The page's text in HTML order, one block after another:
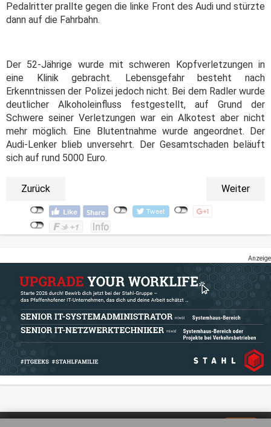
Pedalritter prallte gegen die linke Front des Audi und stürzte
dann auf die Fahrbahn.
Der 52-Jährige wurde mit schweren Kopfverletzungen in
eine Klinik gebracht. Lebensgefahr besteht nach
Erkenntnissen der Polizei jedoch nicht. Bei dem Radler wurde
deutlicher Alkoholeinfluss festgestellt, auf Grund der
Schwere seiner Verletzungen war ein Alkotest aber nicht
mehr möglich. Eine Blutentnahme wurde angeordnet. Der
Audi-Lenker blieb unversehrt. Der Gesamtschaden beläuft
sich auf rund 5000 Euro.
Zurück Weiter
Anzeige